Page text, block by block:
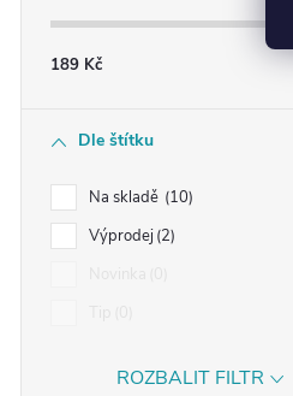
189 Kč
Dle štítku
Na skladě 10
Výprodej 2
ROZBALIT FILTR